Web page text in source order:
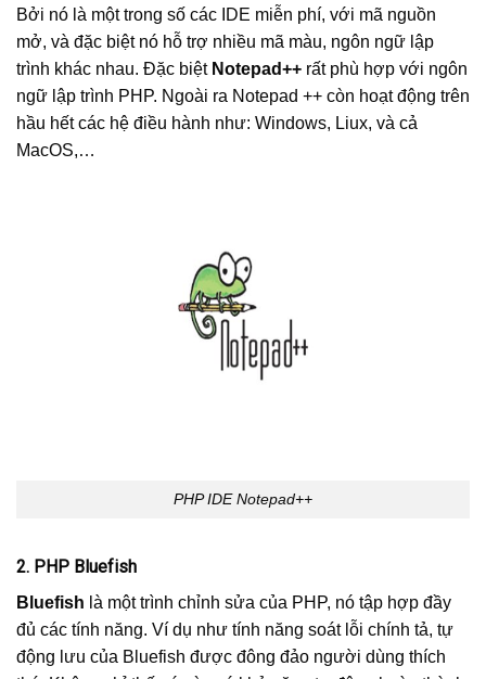
Bởi nó là một trong số các IDE miễn phí, với mã nguồn
mở, và đặc biệt nó hỗ trợ nhiều mã màu, ngôn ngữ lập
trình khác nhau. Đặc biệt Notepad++ rất phù hợp với ngôn
ngữ lập trình PHP. Ngoài ra Notepad ++ còn hoạt động trên
hầu hết các hệ điều hành như: Windows, Liux, và cả
MacOS,…
PHP IDE Notepad++
2. PHP Bluefish
Bluefish là một trình chỉnh sửa của PHP, nó tập hợp đầy
đủ các tính năng. Ví dụ như tính năng soát lỗi chính tả, tự
động lưu của Bluefish được đông đảo người dùng thích